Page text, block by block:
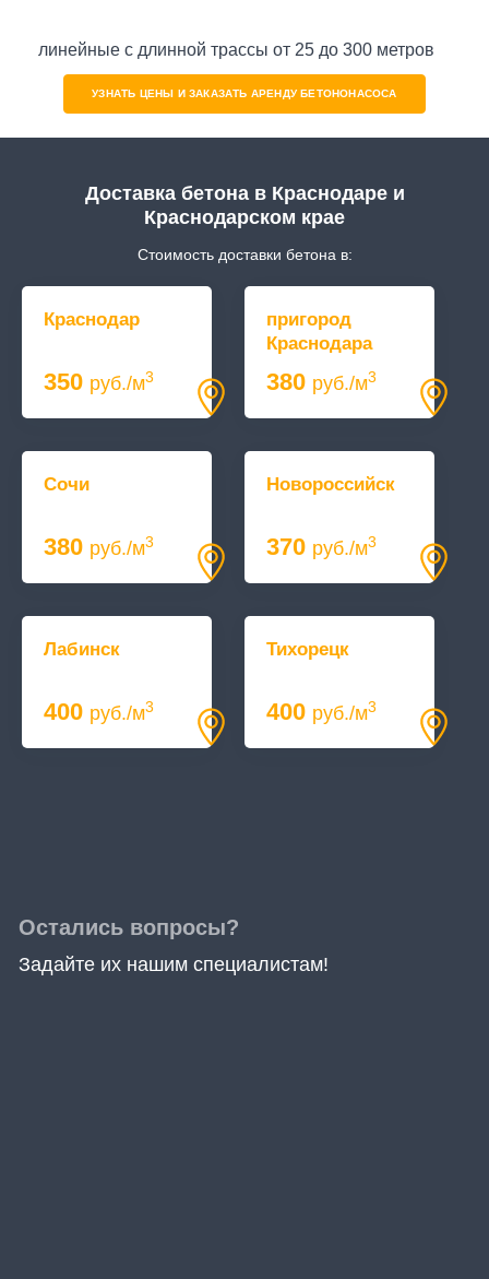
линейные с длинной трассы от 25 до 300 метров
УЗНАТЬ ЦЕНЫ И ЗАКАЗАТЬ АРЕНДУ БЕТОНОНАСОСА
Доставка бетона в Краснодаре и
Краснодарском крае
Стоимость доставки бетона в:
Краснодар
350 руб./м3
пригород
Краснодара
380 руб./м3
Сочи
380 руб./м3
Новороссийск
370 руб./м3
Лабинск
400 руб./м3
Тихорецк
400 руб./м3
Остались вопросы?
Задайте их нашим специалистам!